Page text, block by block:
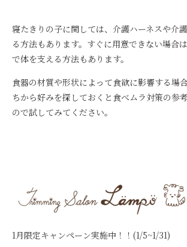
寝たきりの子に関しては、介護ハーネスや介
る方法もあります。すぐに用意できない場合
で体を支える方法もあります。
食器の材質や形状によって食欲に影響する場
ちから好みを探しておくと食べムラ対策の参
ので試してみてください。
1月限定キャンペーン実施中！！(1/5~1/31)